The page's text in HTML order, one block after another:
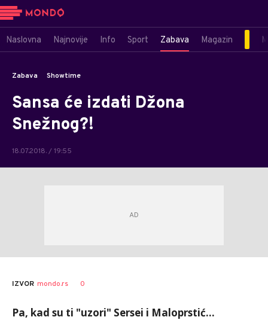
Naslovna Najnovije Info Sport Zabava Magazin
Zabava Showtime
Sansa će izdati Džona
Snežnog?!
18.07.2018. / 19:55
IZVOR mondo.rs 0
Pa, kad su ti "uzori" Sersei i Maloprstić...